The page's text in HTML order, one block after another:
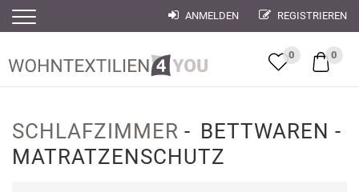
ANMELDEN REGISTRIEREN
0 0
SCHLAFZIMMER
BETTWAREN
MATRATZENSCHUTZ
Filter
Filter